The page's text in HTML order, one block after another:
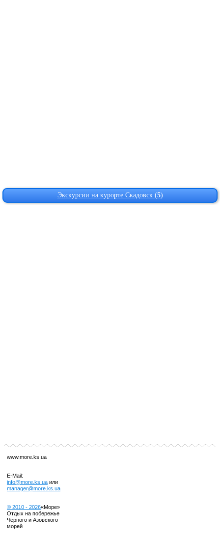
Экскурсии на курорте Скадовск (5)
www.more.ks.ua
E-Mail:
info@more.ks.uaили
manager@more.ks.ua
© 2010 - 2026«Море»
Отдых на побережье
Черного и Азовского
морей